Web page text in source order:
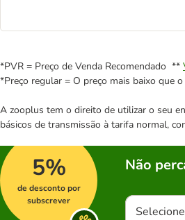
*PVR = Preço de Venda Recomendado **
*Preço regular = O preço mais baixo que
A zooplus tem o direito de utilizar o seu
básicos de transmissão à tarifa normal,
5%
de desconto por
subscrever
Não